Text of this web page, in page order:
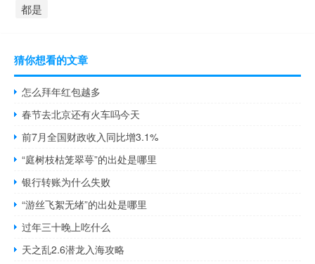
都是
猜你想看的文章
怎么拜年红包越多
春节去北京还有火车吗今天
前7月全国财政收入同比增3.1%
“庭树枝枯笼翠萼”的出处是哪里
银行转账为什么失败
“游丝飞絮无绪”的出处是哪里
过年三十晚上吃什么
天之乱2.6潜龙入海攻略